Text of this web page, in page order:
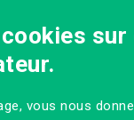
vous nous